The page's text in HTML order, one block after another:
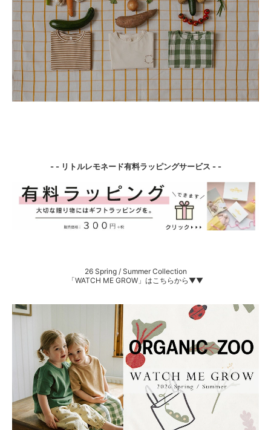
- - リトルレモネード有料ラッピングサービス - -
26 Spring / Summer Collection
「WATCH ME GROW」はこちらから▼▼